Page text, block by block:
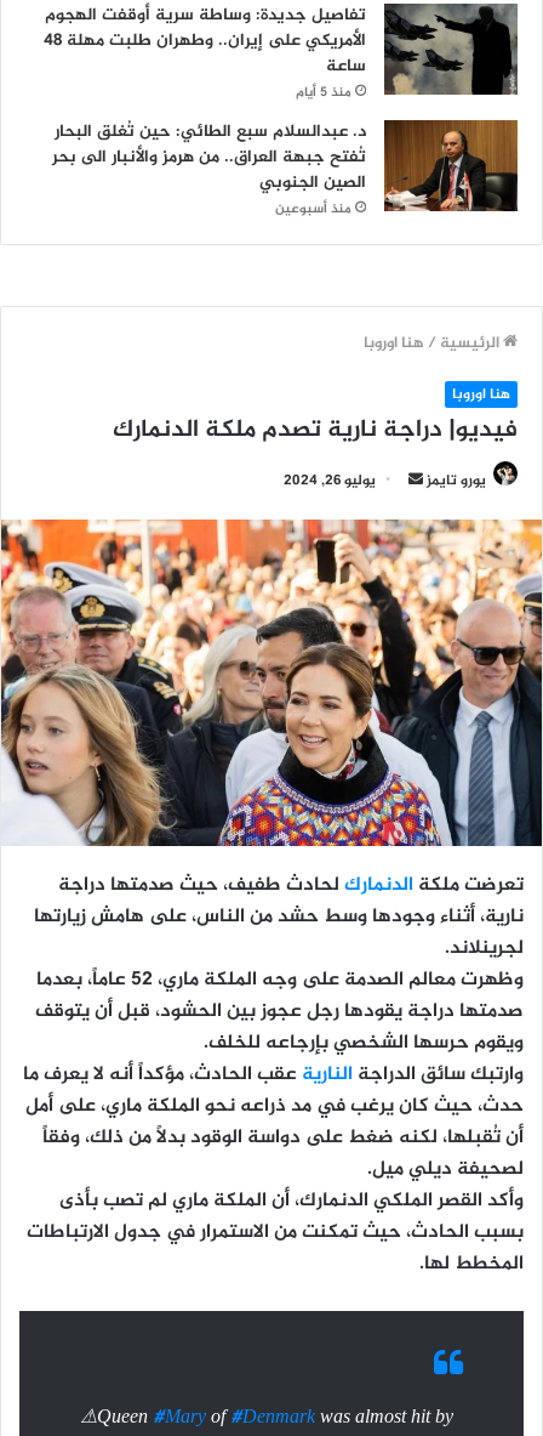
تفاصيل جديدة: وساطة سرية أوقفت الهجوم
الأمريكي على إيران.. وطهران طلبت مهلة 48
ساعة
منذ 5 أيام
د. عبدالسلام سبع الطائي: حين تُغلق البحار
تُفتح جبهة العراق.. من هرمز والأنبار الى بحر
الصين الجنوبي
منذ أسبوعين